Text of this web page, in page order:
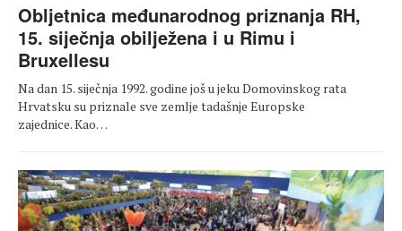
Obljetnica međunarodnog priznanja RH,
15. siječnja obilježena i u Rimu i
Bruxellesu
Na dan 15. siječnja 1992. godine još u jeku Domovinskog rata
Hrvatsku su priznale sve zemlje tadašnje Europske
zajednice. Kao…